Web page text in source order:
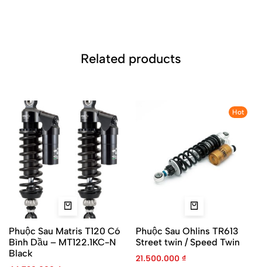
Related products
Phuộc Sau Matris T120 Có
Bình Dầu – MT122.1KC-N
Black
Hot
Phuộc Sau Ohlins TR613
Street twin / Speed Twin
21.500.000 ₫